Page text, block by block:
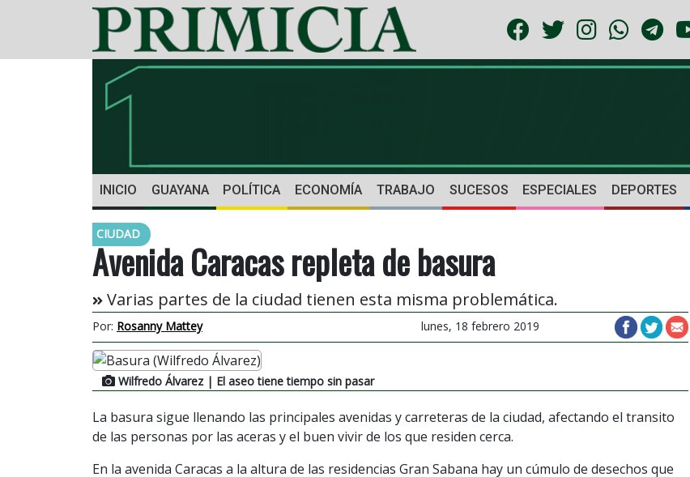
INICIO GUAYANA POLÍTICA ECONOMÍA TRABAJO SUCESOS ESPECIALES DEPORTES
CIUDAD
Avenida Caracas repleta de basura
Varias partes de la ciudad tienen esta misma problemática.
Por: Rosanny Mattey lunes, 18 febrero 2019
Wilfredo Álvarez | El aseo tiene tiempo sin pasar
La basura sigue llenando las principales avenidas y carreteras de la ciudad, afectando el transito
de las personas por las aceras y el buen vivir de los que residen cerca.
En la avenida Caracas a la altura de las residencias Gran Sabana hay un cúmulo de desechos que